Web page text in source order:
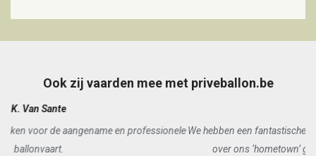
Ook zij vaarden mee met priveballon.be
We hebben een fantastische ballon-ervaring gehad! We zijn niet alleen
over ons ‘hometown’ gevlogen, maar zelf boven ons huis.